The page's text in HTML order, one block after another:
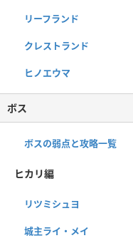
リーフランド
クレストランド
ヒノエウマ
ボス
ボスの弱点と攻略一覧
ヒカリ編
リツミシュヨ
城主ライ・メイ